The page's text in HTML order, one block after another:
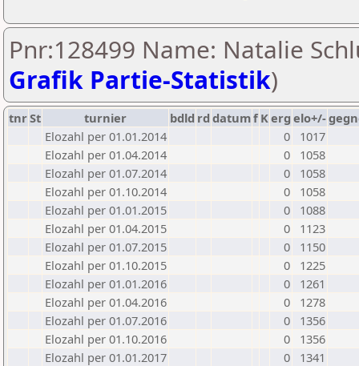
Pnr:128499 Name: Natalie
Grafik Partie-Statistik)
tnrSt turnier bdld rd datumf Kerg elo+/-
Elozahl per 01.01.2014
0
1017
Elozahl per 01.04.2014
0
1058
Elozahl per 01.07.2014
0
1058
Elozahl per 01.10.2014
0
1058
Elozahl per 01.01.2015
0
1088
Elozahl per 01.04.2015
0
1123
Elozahl per 01.07.2015
0
1150
Elozahl per 01.10.2015
0
1225
Elozahl per 01.01.2016
0
1261
Elozahl per 01.04.2016
0
1278
Elozahl per 01.07.2016
0
1356
Elozahl per 01.10.2016
0
1356
Elozahl per 01.01.2017
0
1341